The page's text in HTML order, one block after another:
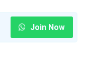
Join Now